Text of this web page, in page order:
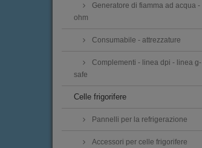
Generatore di fiamma ad acqua -
ohm
Consumabile - attrezzature
Complementi - linea dpi - linea g-
safe
Celle frigorifere
Pannelli per la refrigerazione
Accessori per celle frigorifere